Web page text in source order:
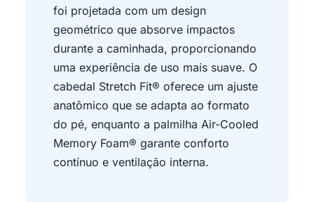
foi projetada com um design
geométrico que absorve impactos
durante a caminhada, proporcionando
uma experiência de uso mais suave. O
cabedal Stretch Fit® oferece um ajuste
anatômico que se adapta ao formato
do pé, enquanto a palmilha Air-Cooled
Memory Foam® garante conforto
contínuo e ventilação interna.